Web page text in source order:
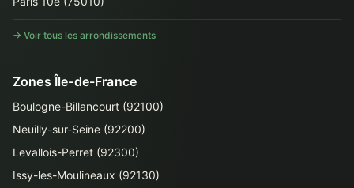
→ Voir tous les arrondissements
Zones Île-de-France
Boulogne-Billancourt (92100)
Neuilly-sur-Seine (92200)
Levallois-Perret (92300)
Issy-les-Moulineaux (92130)